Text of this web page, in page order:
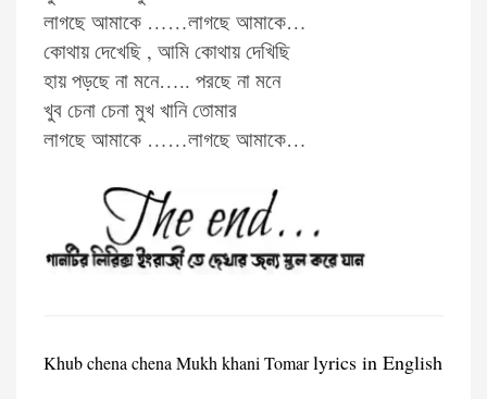
লাগছে আমাকে ……লাগছে আমাকে…
কোথায় দেখেছি , আমি কোথায় দেখিছি
হায় পড়ছে না মনে….. পরছে না মনে
খুব চেনা চেনা মুখ খানি তোমার
লাগছে আমাকে ……লাগছে আমাকে…
Khub chena chena Mukh khani Tomarlyrics in English